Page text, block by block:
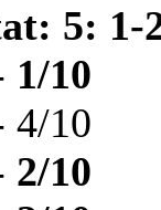
5: 1-
1/10
4/10
2/10